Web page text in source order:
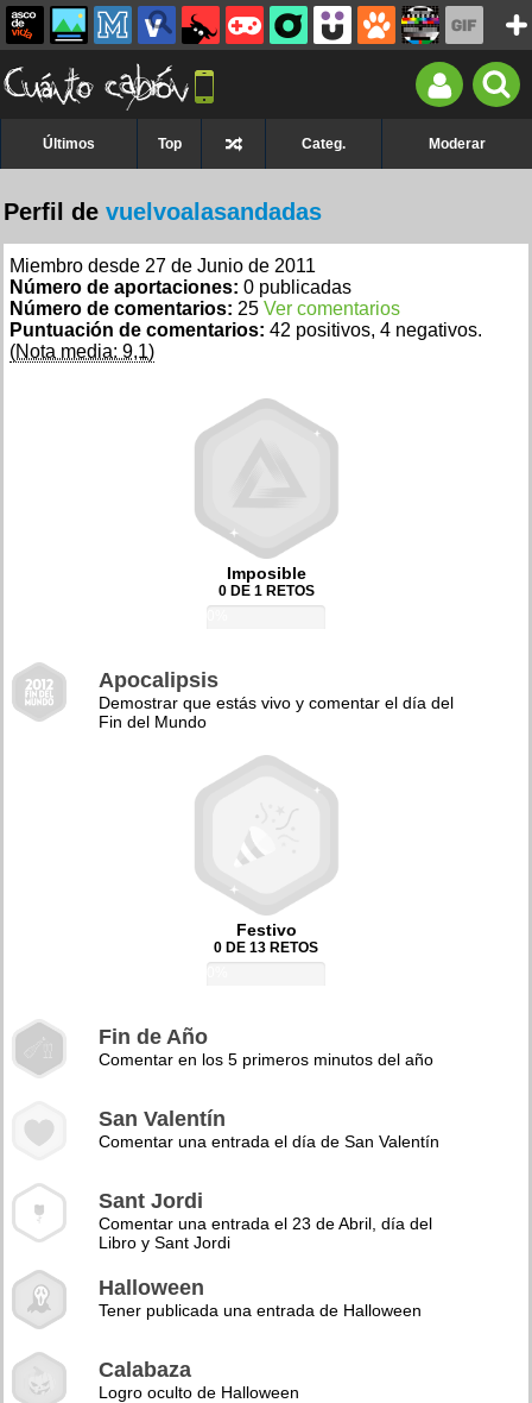
Últimos Top Categ. Moderar
Perfil de vuelvoalasandadas
Miembro desde 27 de Junio de 2011
Número de aportaciones: 0 publicadas
Número de comentarios: 25 Ver comentarios
Puntuación de comentarios: 42 positivos, 4 negativos.
(Nota media: 9,1)
Imposible
0 DE 1 RETOS
Apocalipsis
Demostrar que estás vivo y comentar el día del
Fin del Mundo
Festivo
0 DE 13 RETOS
Fin de Año
Comentar en los 5 primeros minutos del año
San Valentín
Comentar una entrada el día de San Valentín
Sant Jordi
Comentar una entrada el 23 de Abril, día del
Libro y Sant Jordi
Halloween
Tener publicada una entrada de Halloween
Calabaza
Logro oculto de Halloween